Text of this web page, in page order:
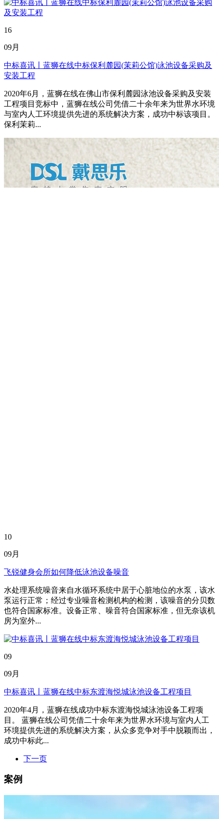
16
09月
中标喜讯丨蓝狮在线中标保利麓园(茉莉公馆)泳池设备采购及
安装工程
2020年6月，蓝狮在线在佛山市保利麓园泳池设备采购及安装
工程项目竞标中，蓝狮在线公司凭借二十余年来为世界水环境
与室内人工环境提供先进的系统解决方案，成功中标该项目。
保利茉莉...
10
09月
飞锐健身会所如何降低泳池设备噪音
水处理系统噪音来自水循环系统中居于心脏地位的水泵，该水
泵运行正常；经过专业噪音检测机构的检测，该噪音的分贝数
也符合国家标准。设备正常、噪音符合国家标准，但无奈该机
房为室外...
09
09月
中标喜讯丨蓝狮在线中标东渡海悦城泳池设备工程项目
2020年4月，蓝狮在线成功中标东渡海悦城泳池设备工程项
目。 蓝狮在线公司凭借二十余年来为世界水环境与室内人工
环境提供先进的系统解决方案，从众多竞争对手中脱颖而出，
成功中标此...
下一页
案例